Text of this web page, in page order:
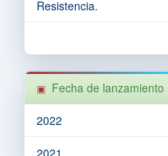
Resistencia.
Fecha de lanzamiento
2022
2021